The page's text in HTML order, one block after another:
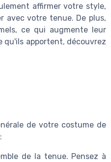
affirmer votre style,
avec votre tenue. De plus,
ce qui augmente leur
qu'ils apportent, découvrez
de votre costume de
de la tenue. Pensez à